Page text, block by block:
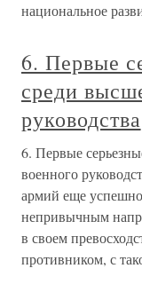
национальное
6. Первые
среди
руководства
6. Первые
военного
армий еще
непривычным
в своем
противником, с